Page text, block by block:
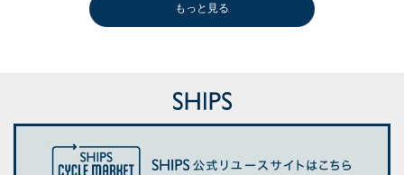
もっと見る